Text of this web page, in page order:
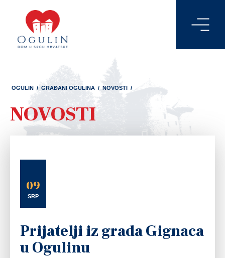
OGULIN / GRAĐANI OGULINA / NOVOSTI /
NOVOSTI
09
SRP
Prijatelji iz grada Gignaca
u Ogulinu